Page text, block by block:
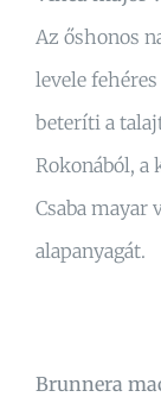
Az őshonos
levele
beteríti a
Rokonából, a
Csaba mayar
alapanyagát.
Brunnera